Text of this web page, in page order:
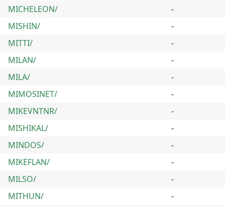
MICHELEON/
-
MISHIN/
-
MITTI/
-
MILAN/
-
MILA/
-
MIMOSINET/
-
MIKEVNTNR/
-
MISHIKAL/
-
MINDOS/
-
MIKEFLAN/
-
MILSO/
-
MITHUN/
-